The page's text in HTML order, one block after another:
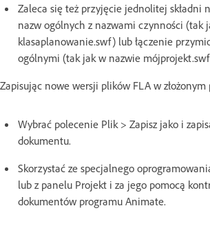
Zaleca się też przyjęcie jednolitej składni
nazw ogólnych z nazwami czynności (tak
klasaplanowanie.swf) lub łączenie
ogólnymi (tak jak w nazwie
Zapisując nowe wersji plików FLA w
Wybrać polecenie Plik > Zapisz jako i
dokumentu.
Skorzystać ze specjalnego
lub z panelu Projekt i za jego pomocą
dokumentów programu Animate.